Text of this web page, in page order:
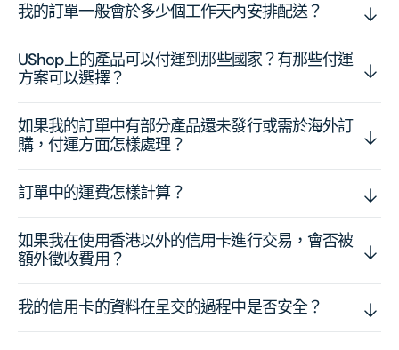
我的訂單一般會於多少個工作天內安排配送？
UShop上的產品可以付運到那些國家？有那些付運
方案可以選擇？
如果我的訂單中有部分產品還未發行或需於海外訂
購，付運方面怎樣處理？
訂單中的運費怎樣計算？
如果我在使用香港以外的信用卡進行交易，會否被
額外徵收費用？
我的信用卡的資料在呈交的過程中是否安全？